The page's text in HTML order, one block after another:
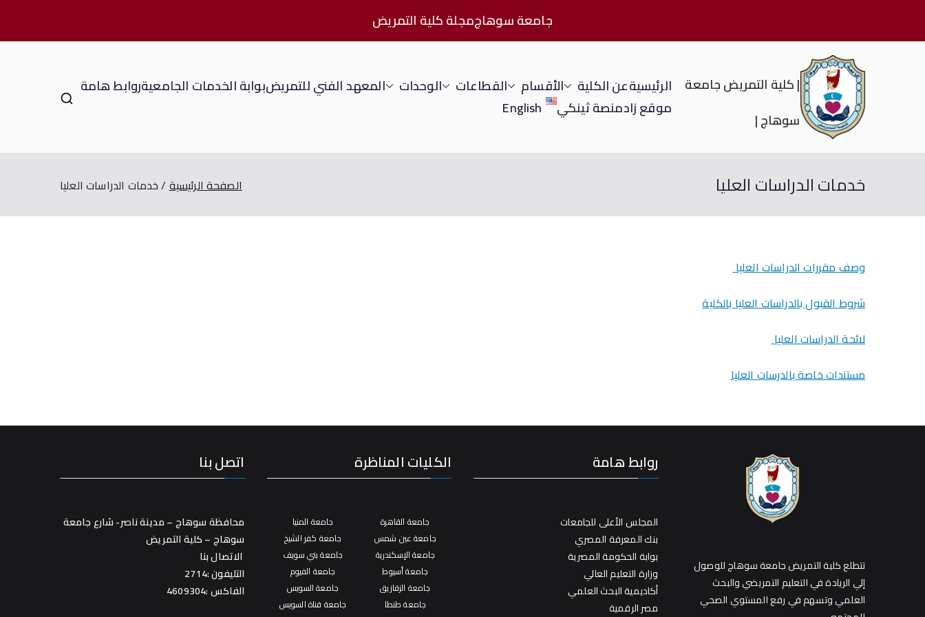
جامعة سوهاجمجلة كلية التمريض
| كلية التمريض جامعة
سوهاج |
الرئيسيةعن الكلية الأقسام القطاعات الوحدات المعهد الفني للتمريضبوابة الخدمات الجامعيةروابط هامة
موقع زادمنصة ثينكي English
خدمات الدراسات العليا الصفحة الرئيسية خدمات الدراسات العليا
وصف مقررات الدراسات العليا
شروط القبول بالدراسات العليا بالكلية
لائحة الدراسات العليا
مستندات خاصة بالدرسات العليا
تتطلع كلية التمريض جامعة سوهاج للوصول
إلي الريادة في التعليم التمريضي والبحث
العلمي وتسهم في رفع المستوي الصحي
روابط هامة
المجلس الأعلى للجامعات
بنك المعرفة المصري
بوابة الحكومة المصرية
وزارة التعليم العالي
أكاديمية البحث العلمي
مصر الرقمية
الكليات المناظرة
جامعة القاهرة
جامعة عين شمس
جامعة الإسكندرية
جامعة أسيوط
جامعة الزقازيق
جامعة طنطا
جامعة المنيا
جامعة كفر الشيخ
جامعة بني سويف
جامعة الفيوم
جامعة السويس
جامعة قناة السويس
اتصل بنا
محافظة سوهاج – مدينة ناصر- شارع جامعة
سوهاج – كلية التمريض
الاتصال بنا
التليفون :2714
الفاكس :4609304